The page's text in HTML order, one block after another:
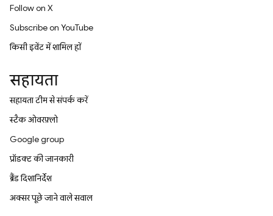
Follow on X
Subscribe on YouTube
किसी इवेंट में शामिल हों
सहायता
सहायता टीम से संपर्क करें
स्टैक ओवरफ़्लो
Google group
प्रॉडक्ट की जानकारी
ब्रैंड दिशानिर्देश
अक्सर पूछे जाने वाले सवाल